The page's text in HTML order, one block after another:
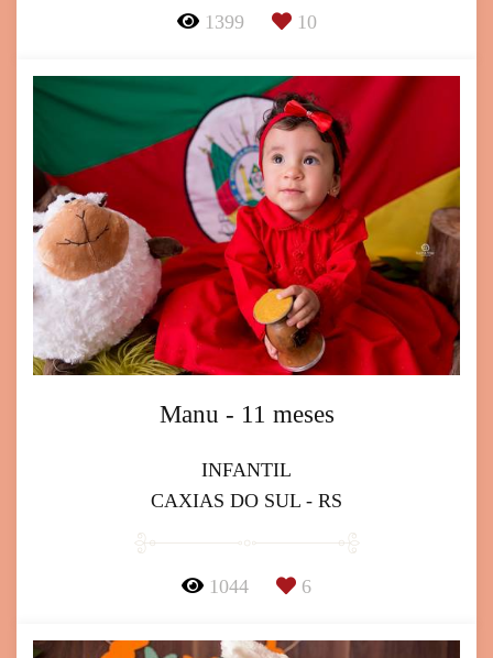
1399 10
Manu - 11 meses
INFANTIL
CAXIAS DO SUL - RS
1044 6